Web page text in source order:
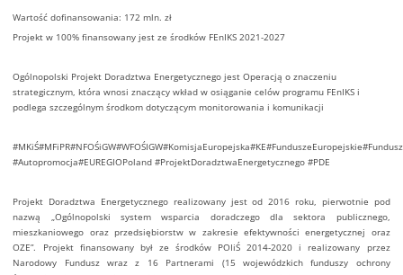
Wartość dofinansowania: 172 mln. zł
Projekt w 100% finansowany jest ze środków FEnIKS 2021-2027
Ogólnopolski Projekt Doradztwa Energetycznego jest Operacją o znaczeniu
strategicznym, która wnosi znaczący wkład w osiąganie celów programu FEnIKS i
podlega szczególnym środkom dotyczącym monitorowania i komunikacji
#MKiŚ#MFiPR#NFOŚiGW#WFOŚIGW#KomisjaEuropejska#KE#FunduszeEuropejskie#
#Autopromocja#EUREGIOPoland#ProjektDoradztwaEnergetycznego#PDE
Projekt Doradztwa Energetycznego realizowany jest od 2016 roku, pierwotnie pod
nazwą „Ogólnopolski system wsparcia doradczego dla sektora publicznego,
mieszkaniowego oraz przedsiębiorstw w zakresie efektywności energetycznej oraz
OZE”. Projekt finansowany był ze środków POIiŚ 2014-2020 i realizowany przez
Narodowy Fundusz wraz z 16 Partnerami (15 wojewódzkich funduszy ochrony